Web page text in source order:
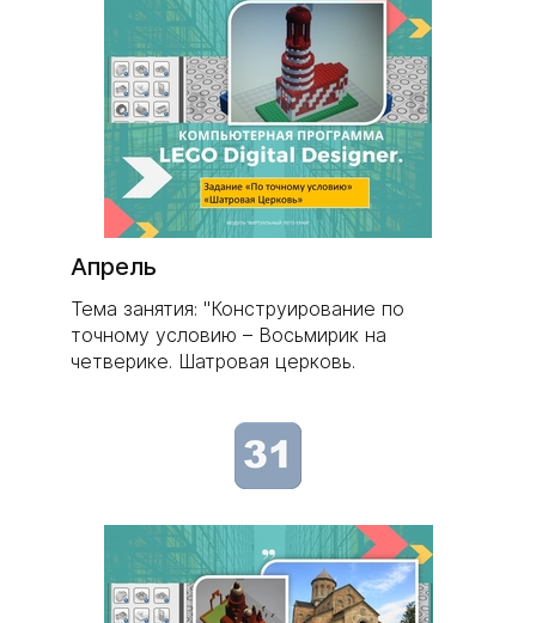
Апрель
Тема занятия: "Конструирование по
точному условию – Восьмирик на
четверике. Шатровая церковь.